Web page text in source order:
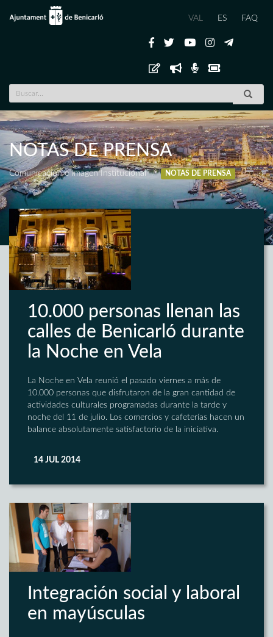
VAL ES FAQ
NOTAS DE PRENSA
Comunicación e Imagen Institucional NOTAS DE PRENSA
10.000 personas llenan las
calles de Benicarló durante
la Noche en Vela
La Noche en Vela reunió el pasado viernes a más de
10.000 personas que disfrutaron de la gran cantidad de
actividades culturales programadas durante la tarde y
noche del 11 de julio. Los comercios y cafeterías hacen un
balance absolutamente satisfactorio de la iniciativa.
14 JUL 2014
Integración social y laboral
en mayúsculas